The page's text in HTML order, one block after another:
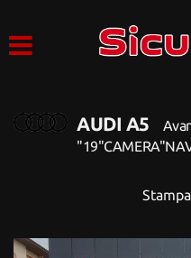
AZIENDA
ACQUISTIAMO USATO
AUDI A5
Stampa
tue
esprimere